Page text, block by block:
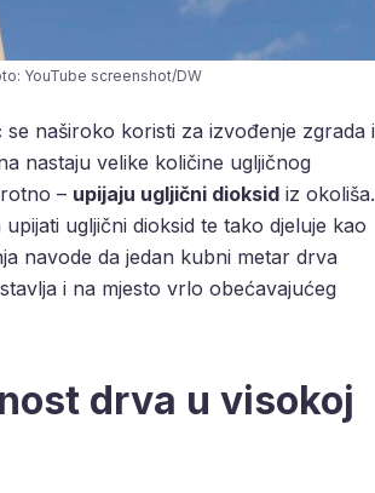
YouTube screenshot/DW
se naširoko koristi za izvođenje zgrada i
nastaju velike količine ugljičnog
– upijaju ugljični dioksid iz okoliša.
ugljični dioksid te tako djeluje kao
navode da jedan kubni metar drva
i na mjesto vrlo obećavajućeg
drva u visokoj